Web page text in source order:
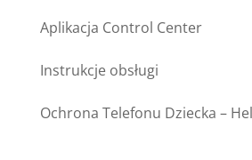
Aplikacja Control Center
Instrukcje obsługi
Ochrona Telefonu Dziecka –